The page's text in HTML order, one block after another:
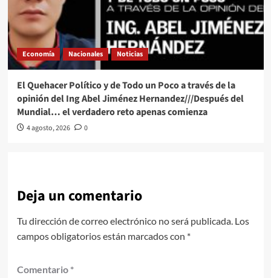
Economía Nacionales Noticias
El Quehacer Político y de Todo un Poco a través de la
opinión del Ing Abel Jiménez Hernandez///Después del
Mundial… el verdadero reto apenas comienza
4 agosto, 2026 0
Deja un comentario
Tu dirección de correo electrónico no será publicada. Los
campos obligatorios están marcados con *
Comentario *